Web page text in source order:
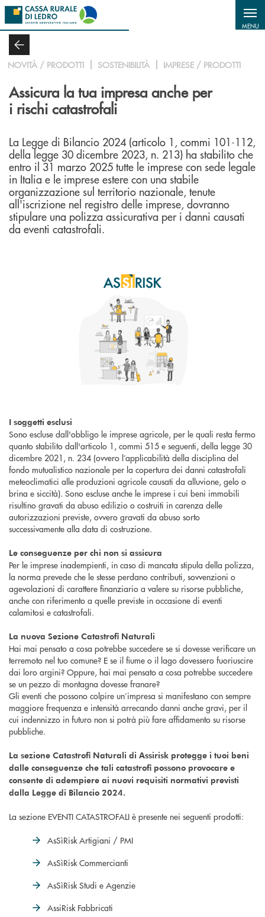
Salta al contenuto principale
MENU
NOVITÀ / PRODOTTI SOSTENIBILITÀ IMPRESE / PRODOTTI
Assicura la tua impresa anche per
i rischi catastrofali
La Legge di Bilancio 2024 (articolo 1, commi 101-112,
della legge 30 dicembre 2023, n. 213) ha stabilito che
entro il 31 marzo 2025 tutte le imprese con sede legale
in Italia e le imprese estere con una stabile
organizzazione sul territorio nazionale, tenute
all'iscrizione nel registro delle imprese, dovranno
stipulare una polizza assicurativa per i danni causati
da eventi catastrofali.
I soggetti esclusi
Sono escluse dall'obbligo le imprese agricole, per le quali resta fermo
quanto stabilito dall'articolo 1, commi 515 e seguenti, della legge 30
dicembre 2021, n. 234 (ovvero l’applicabilità della disciplina del
fondo mutualistico nazionale per la copertura dei danni catastrofali
meteoclimatici alle produzioni agricole causati da alluvione, gelo o
brina e siccità). Sono escluse anche le imprese i cui beni immobili
risultino gravati da abuso edilizio o costruiti in carenza delle
autorizzazioni previste, ovvero gravati da abuso sorto
successivamente alla data di costruzione.
Le conseguenze per chi non si assicura
Per le imprese inadempienti, in caso di mancata stipula della polizza,
la norma prevede che le stesse perdano contributi, sovvenzioni o
agevolazioni di carattere finanziario a valere su risorse pubbliche,
anche con riferimento a quelle previste in occasione di eventi
calamitosi e catastrofali.
La nuova Sezione Catastrofi Naturali
Hai mai pensato a cosa potrebbe succedere se si dovesse verificare un
terremoto nel tuo comune? E se il fiume o il lago dovessero fuoriuscire
dai loro argini? Oppure, hai mai pensato a cosa potrebbe succedere
se un pezzo di montagna dovesse franare?
Gli eventi che possono colpire un’impresa si manifestano con sempre
maggiore frequenza e intensità arrecando danni anche gravi, per il
cui indennizzo in futuro non si potrà più fare affidamento su risorse
pubbliche.
La sezione Catastrofi Naturali di Assirisk protegge i tuoi beni
dalle conseguenze che tali catastrofi possono provocare e
consente di adempiere ai nuovi requisiti normativi previsti
dalla Legge di Bilancio 2024.
La sezione EVENTI CATASTROFALI è presente nei seguenti prodotti:
AsSìRisk Artigiani / PMI
AsSìRisk Commercianti
AsSìRisk Studi e Agenzie
AssiRisk Fabbricati